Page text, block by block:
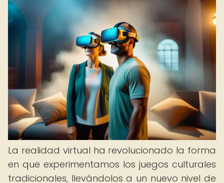
La realidad virtual ha revolucionado la forma
en que experimentamos los juegos culturales
tradicionales, llevándolos a un nuevo nivel de